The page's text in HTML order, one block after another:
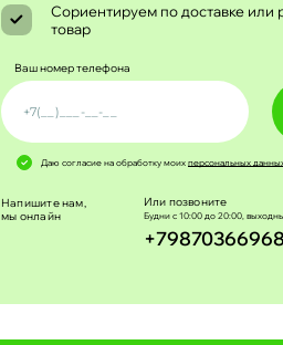
Сориентируем по доставке или
товар
Ваш номер телефона
Даю согласие на обработку моихперсональных
Напишите нам,
мы онлайн
Или позвоните
Будни с 10:00 до 20:00,
+79870366968